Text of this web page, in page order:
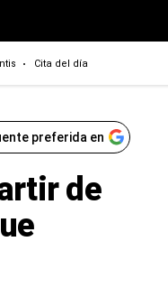
Cita del día
preferida en
de